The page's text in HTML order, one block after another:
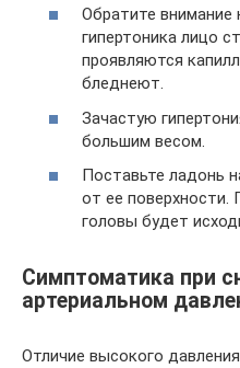
Обратите внимание
гипертоника лицо
проявляются
бледнеют.
Зачастую
большим весом.
Поставьте ладонь
от ее поверхности.
головы будет
Симптоматика при
артериальном
Отличие высокого